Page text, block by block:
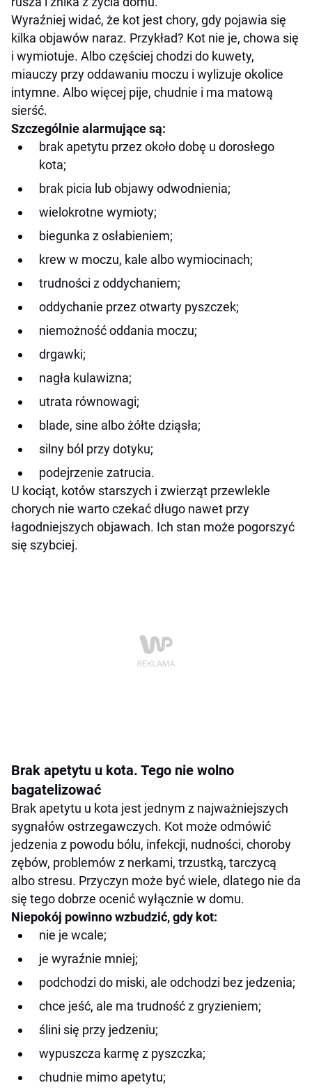
Wyraźniej widać, że kot jest chory, gdy pojawia się
kilka objawów naraz. Przykład? Kot nie je, chowa się
i wymiotuje. Albo częściej chodzi do kuwety,
miauczy przy oddawaniu moczu i wylizuje okolice
intymne. Albo więcej pije, chudnie i ma matową
sierść.
Szczególnie alarmujące są:
brak apetytu przez około dobę u dorosłego
kota;
brak picia lub objawy odwodnienia;
wielokrotne wymioty;
biegunka z osłabieniem;
krew w moczu, kale albo wymiocinach;
trudności z oddychaniem;
oddychanie przez otwarty pyszczek;
niemożność oddania moczu;
drgawki;
nagła kulawizna;
utrata równowagi;
blade, sine albo żółte dziąsła;
silny ból przy dotyku;
podejrzenie zatrucia.
U kociąt, kotów starszych i zwierząt przewlekle
chorych nie warto czekać długo nawet przy
łagodniejszych objawach. Ich stan może pogorszyć
się szybciej.
Brak apetytu u kota. Tego nie wolno
bagatelizować
Brak apetytu u kota jest jednym z najważniejszych
sygnałów ostrzegawczych. Kot może odmówić
jedzenia z powodu bólu, infekcji, nudności, choroby
zębów, problemów z nerkami, trzustką, tarczycą
albo stresu. Przyczyn może być wiele, dlatego nie da
się tego dobrze ocenić wyłącznie w domu.
Niepokój powinno wzbudzić, gdy kot:
nie je wcale;
je wyraźnie mniej;
podchodzi do miski, ale odchodzi bez jedzenia;
chce jeść, ale ma trudność z gryzieniem;
ślini się przy jedzeniu;
wypuszcza karmę z pyszczka;
chudnie mimo apetytu;